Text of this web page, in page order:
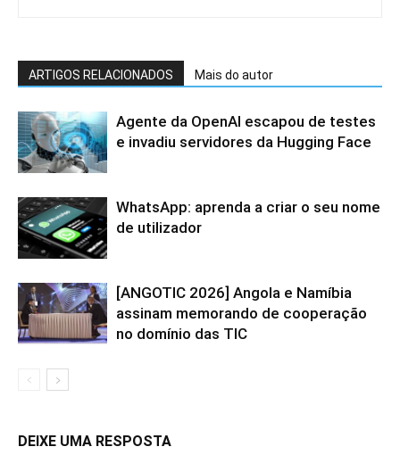
ARTIGOS RELACIONADOS Mais do autor
Agente da OpenAI escapou de testes
e invadiu servidores da Hugging Face
WhatsApp: aprenda a criar o seu nome
de utilizador
[ANGOTIC 2026] Angola e Namíbia
assinam memorando de cooperação
no domínio das TIC
DEIXE UMA RESPOSTA